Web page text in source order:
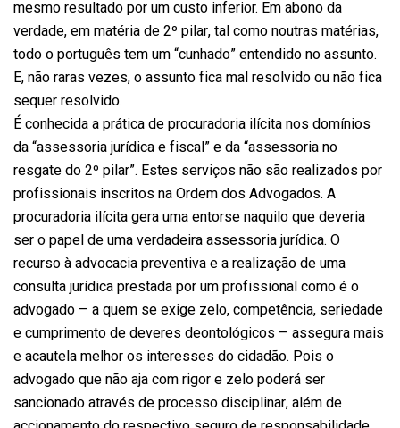
mesmo resultado por um custo inferior. Em abono da
verdade, em matéria de 2º pilar, tal como noutras matérias,
todo o português tem um “cunhado” entendido no assunto.
E, não raras vezes, o assunto fica mal resolvido ou não fica
sequer resolvido.
É conhecida a prática de procuradoria ilícita nos domínios
da “assessoria jurídica e fiscal” e da “assessoria no
resgate do 2º pilar”. Estes serviços não são realizados por
profissionais inscritos na Ordem dos Advogados. A
procuradoria ilícita gera uma entorse naquilo que deveria
ser o papel de uma verdadeira assessoria jurídica. O
recurso à advocacia preventiva e a realização de uma
consulta jurídica prestada por um profissional como é o
advogado – a quem se exige zelo, competência, seriedade
e cumprimento de deveres deontológicos – assegura mais
e acautela melhor os interesses do cidadão. Pois o
advogado que não aja com rigor e zelo poderá ser
sancionado através de processo disciplinar, além de